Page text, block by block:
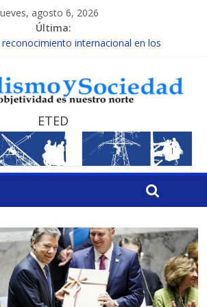
agosto 6, 2026
Última:
internacional en los
año es Día Nacional de la lucha contra el
DE LA COALICIÓN
Albizu apoyarán rehabilitación de
de Consulta Nacional por la
ETED